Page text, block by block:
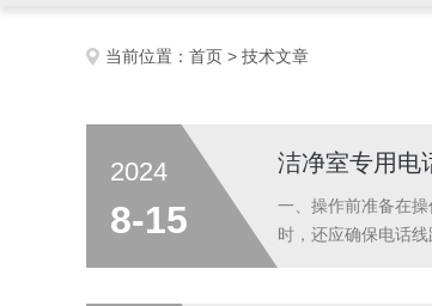
当前位置： 首页 > 技术文章
2024
8-15
洁净室专用电
一、操作前准备在
时，还应确保电话